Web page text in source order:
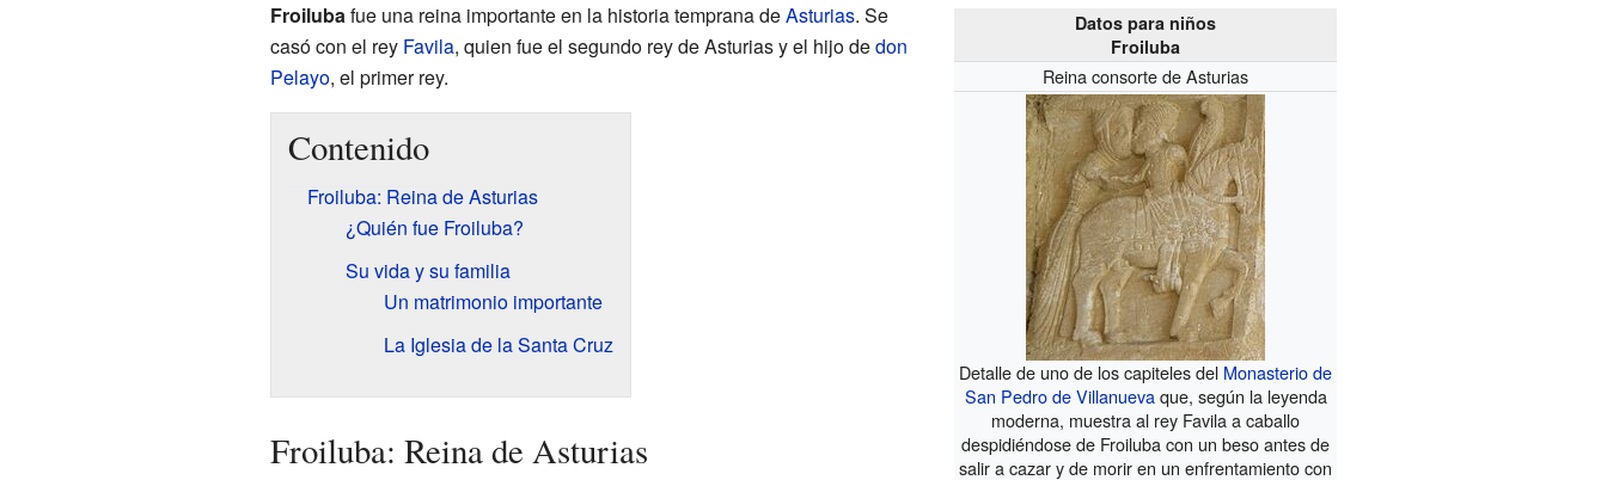
Datos para niños
Froiluba
Reina consorte de Asturias
Detalle de uno de los capiteles del Monasterio de
San Pedro de Villanuevaque, según la leyenda
moderna, muestra al rey Favila a caballo
despidiéndose de Froiluba con un beso antes de
salir a cazar y de morir en un enfrentamiento con
Froilubafue una reina importante en la historia temprana deAsturias. Se
casó con el rey Favila, quien fue el segundo rey de Asturias y el hijo dedon
Pelayo, el primer rey.
Contenido
Froiluba: Reina de Asturias
¿Quién fue Froiluba?
Su vida y su familia
Un matrimonio importante
La Iglesia de la Santa Cruz
Froiluba: Reina de Asturias